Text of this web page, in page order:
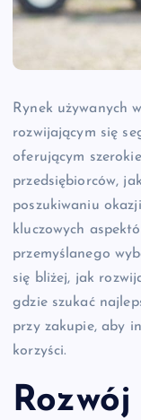
Rynek używanych
rozwijającym się
oferującym
przedsiębiorców,
poszukiwaniu
kluczowych
przemyślanego
się bliżej, jak
gdzie szukać
przy zakupie, aby
korzyści.